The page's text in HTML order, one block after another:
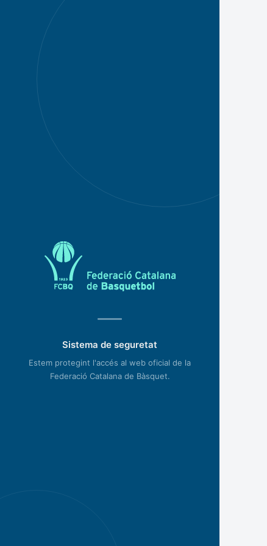
Sistema de seguretat
Estem protegint l'accés al web oficial de la
Federació Catalana de Bàsquet.